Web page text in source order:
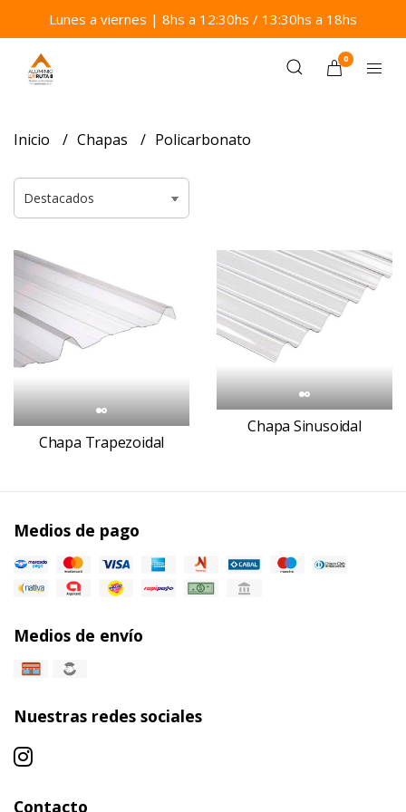
Lunes a viernes | 8hs a 12:30hs / 13:30hs a 18hs
0
Inicio Chapas Policarbonato
Chapa Trapezoidal
Chapa Sinusoidal
Medios de pago
Medios de envío
Nuestras redes sociales
Contacto